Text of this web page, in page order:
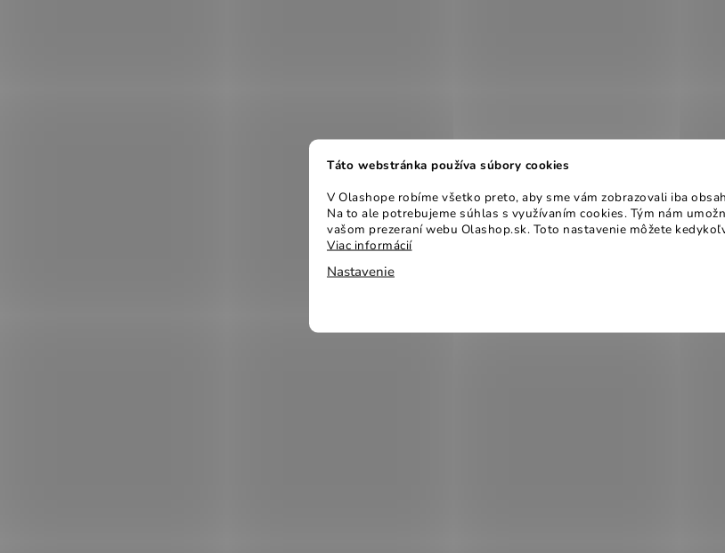
Táto webstránka používa súbory cookies
V Olashope robíme všetko preto, aby sme vám zobrazovali iba
Na to ale potrebujeme súhlas s využívaním cookies. Tým nám
vašom prezeraní webu Olashop.sk. Toto nastavenie môžete
Viac informácií
Nastavenie